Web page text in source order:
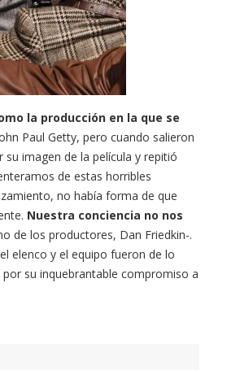
la producción en la que se
Paul Getty, pero cuando salieron
imagen de la película y repitió
de estas horribles
no había forma de que
Nuestra conciencia no nos
de los productores, Dan Friedkin-.
elenco y el equipo fueron de lo
su inquebrantable compromiso a